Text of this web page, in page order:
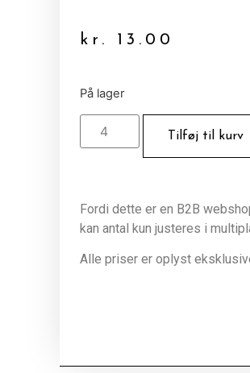
kr. 13.00
På lager
Tilføj til kurv
Fordi dette er en B2B
kan antal kun justeres i
Alle priser er oplyst